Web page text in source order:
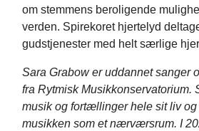
om stemmens beroligende
verden. Spirekoret hjertelyd
gudstjenester med helt særlige
Sara Grabow er uddannet sanger
fra Rytmisk Musikkonservatorium.
musik og fortællinger hele sit liv og
musikken som et nærværsrum. I